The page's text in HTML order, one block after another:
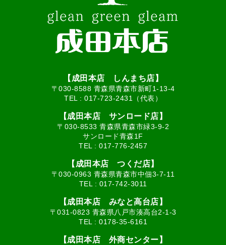
【成田本店 しんまち店】
〒030-8588 青森県青森市新町1-13-4
TEL : 017-723-2431（代表）
【成田本店 サンロード店】
〒030-8533 青森県青森市緑3-9-2
サンロード青森1F
TEL : 017-776-2457
【成田本店 つくだ店】
〒030-0963 青森県青森市中佃3-7-11
TEL : 017-742-3011
【成田本店 みなと高台店】
〒031-0823 青森県八戸市湊高台2-1-3
TEL : 0178-35-6161
【成田本店 外商センター】